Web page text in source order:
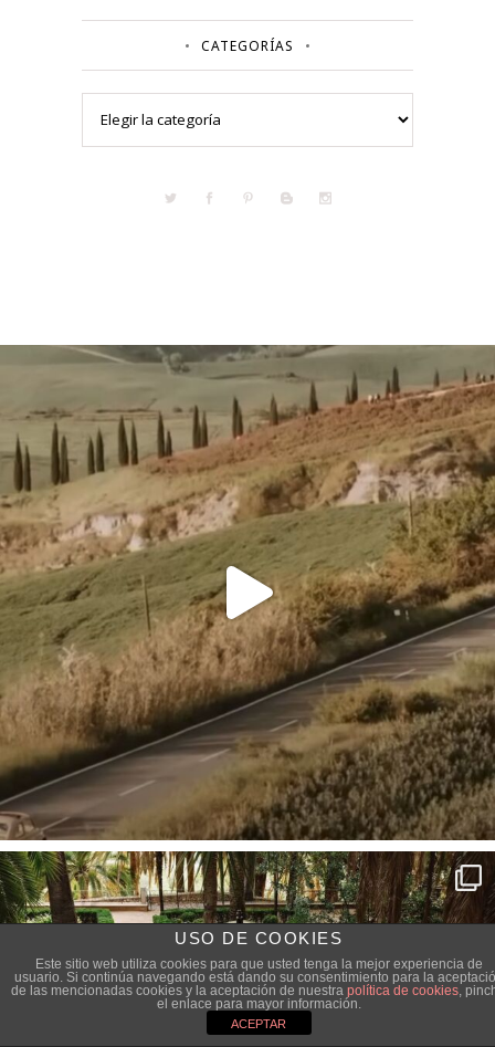
CATEGORÍAS
USO DE COOKIES
Este sitio web utiliza cookies para que usted tenga la mejor experiencia de
usuario. Si continúa navegando está dando su consentimiento para la
de las mencionadas cookies y la aceptación de nuestra política de cookies,
el enlace para mayor información.
ACEPTAR